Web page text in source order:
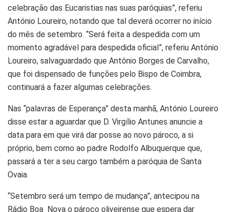
celebração das Eucaristias nas suas paróquias”, referiu
António Loureiro, notando que tal deverá ocorrer no início
do mês de setembro. “Será feita a despedida com um
momento agradável para despedida oficial”, referiu António
Loureiro, salvaguardado que António Borges de Carvalho,
que foi dispensado de funções pelo Bispo de Coimbra,
continuará a fazer algumas celebrações.
Nas “palavras de Esperança” desta manhã, António Loureiro
disse estar a aguardar que D. Virgílio Antunes anuncie a
data para em que virá dar posse ao novo pároco, a si
próprio, bem como ao padre Rodolfo Albuquerque que,
passará a ter a seu cargo também a paróquia de Santa
Ovaia.
“Setembro será um tempo de mudança”, antecipou na
Rádio Boa Nova o pároco oliveirense que espera dar